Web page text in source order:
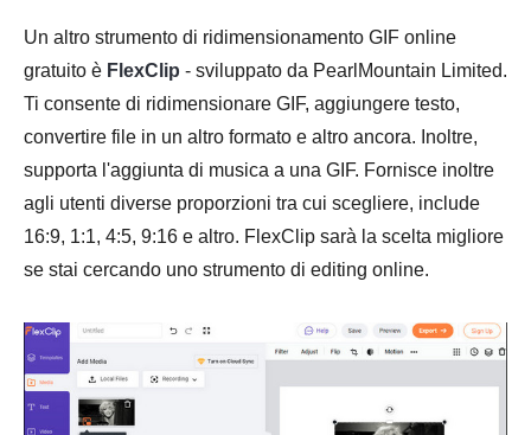
Un altro strumento di ridimensionamento GIF online
gratuito è FlexClip - sviluppato da PearlMountain Limited.
Ti consente di ridimensionare GIF, aggiungere testo,
convertire file in un altro formato e altro ancora. Inoltre,
supporta l'aggiunta di musica a una GIF. Fornisce inoltre
agli utenti diverse proporzioni tra cui scegliere, include
16:9, 1:1, 4:5, 9:16 e altro. FlexClip sarà la scelta migliore
se stai cercando uno strumento di editing online.